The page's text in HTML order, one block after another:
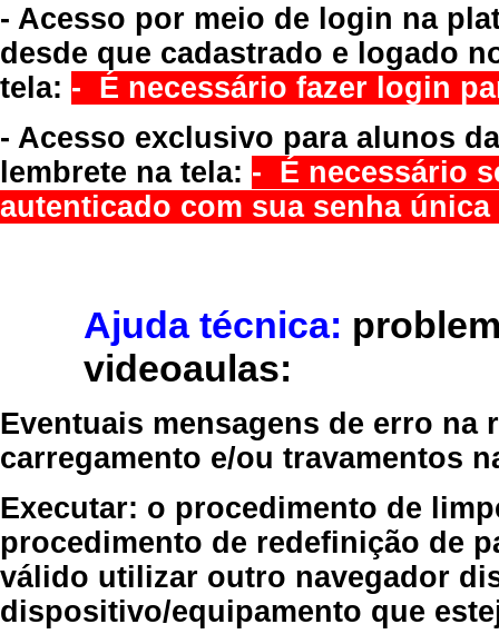
- Acesso por meio de login na
desde que cadastrado e logado
tela: - É necessário fazer login
- Acesso exclusivo para alunos
lembrete na tela: - É necessário
autenticado com sua senha
Ajuda técnica:
videoaulas:
Eventuais mensagens de erro
carregamento e/ou travamentos
Executar: o procedimento de
procedimento de redefinição de
válido utilizar outro navegador
dispositivo/equipamento que